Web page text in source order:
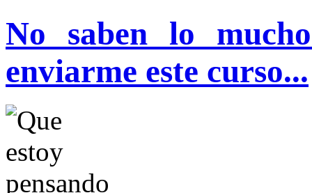
No saben lo
enviarme este curso...